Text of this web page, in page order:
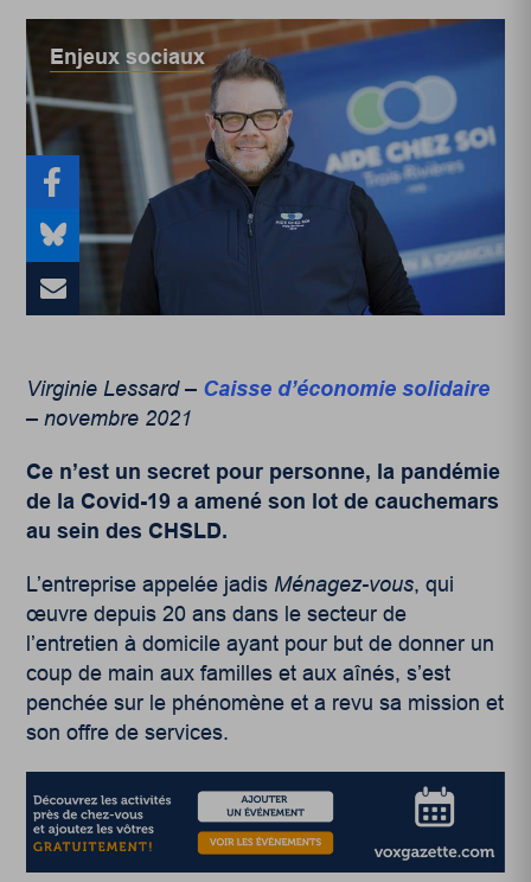
Enjeux sociaux
Virginie Lessard – Caisse d’économie solidaire
– novembre 2021
Ce n’est un secret pour personne, la pandémie
de la Covid-19 a amené son lot de cauchemars
au sein des CHSLD.
L’entreprise appelée jadis Ménagez-vous, qui
œuvre depuis 20 ans dans le secteur de
l’entretien à domicile ayant pour but de donner un
coup de main aux familles et aux aînés, s’est
penchée sur le phénomène et a revu sa mission et
son offre de services.